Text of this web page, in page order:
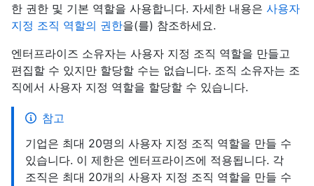
한 권한 및 기본 역할을 사용합니다. 자세한 내용은 사용자
지정 조직 역할의 권한을(를) 참조하세요.
엔터프라이즈 소유자는 사용자 지정 조직 역할을 만들고
편집할 수 있지만 할당할 수는 없습니다. 조직 소유자는 조
직에서 사용자 지정 역할을 할당할 수 있습니다.
참고
기업은 최대 20명의 사용자 지정 조직 역할을 만들 수
있습니다. 이 제한은 엔터프라이즈에 적용됩니다. 각
조직은 최대 20개의 사용자 지정 조직 역할을 만들 수